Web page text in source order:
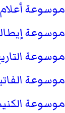
موسوعة أعلام
موسوعة
موسوعة
موسوعة
موسوعة